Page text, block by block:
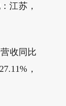
江苏，
收同比
，